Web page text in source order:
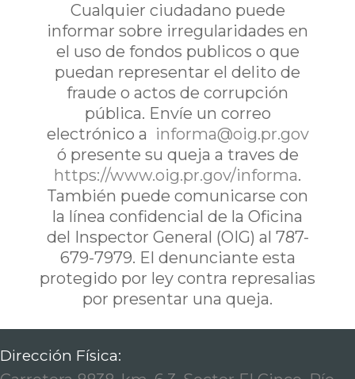
Cualquier ciudadano puede
informar sobre irregularidades en
el uso de fondos publicos o que
puedan representar el delito de
fraude o actos de corrupción
pública. Envíe un correo
electrónico a informa@oig.pr.gov
ó presente su queja a traves de
https://www.oig.pr.gov/informa.
También puede comunicarse con
la línea confidencial de la Oficina
del Inspector General (OIG) al 787-
679-7979. El denunciante esta
protegido por ley contra represalias
por presentar una queja.
Dirección Física: